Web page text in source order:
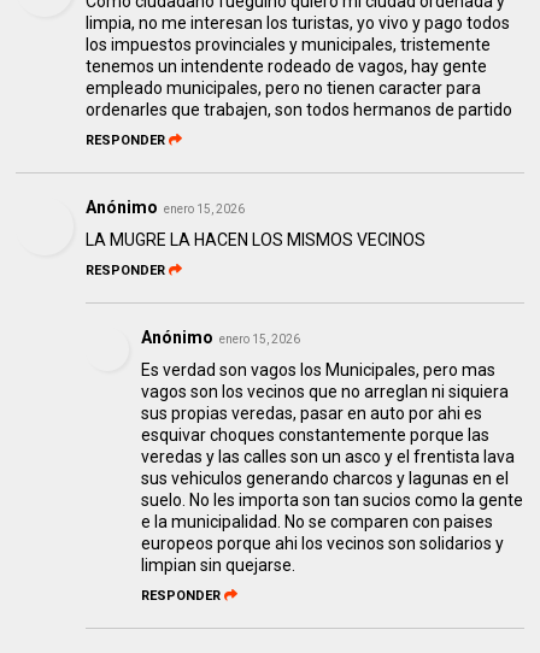
limpia, no me interesan los turistas, yo vivo y pago todos
los impuestos provinciales y municipales, tristemente
tenemos un intendente rodeado de vagos, hay gente
empleado municipales, pero no tienen caracter para
ordenarles que trabajen, son todos hermanos de partido
RESPONDER
Anónimo enero 15, 2026
LA MUGRE LA HACEN LOS MISMOS VECINOS
RESPONDER
Anónimo enero 15, 2026
Es verdad son vagos los Municipales, pero mas
vagos son los vecinos que no arreglan ni siquiera
sus propias veredas, pasar en auto por ahi es
esquivar choques constantemente porque las
veredas y las calles son un asco y el frentista lava
sus vehiculos generando charcos y lagunas en el
suelo. No les importa son tan sucios como la gente
e la municipalidad. No se comparen con paises
europeos porque ahi los vecinos son solidarios y
limpian sin quejarse.
RESPONDER